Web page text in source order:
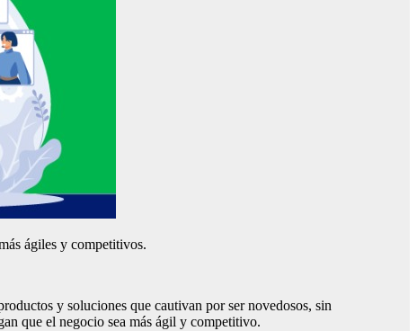
ágiles y competitivos.
y soluciones que cautivan por ser novedosos, sin
que el negocio sea más ágil y competitivo.